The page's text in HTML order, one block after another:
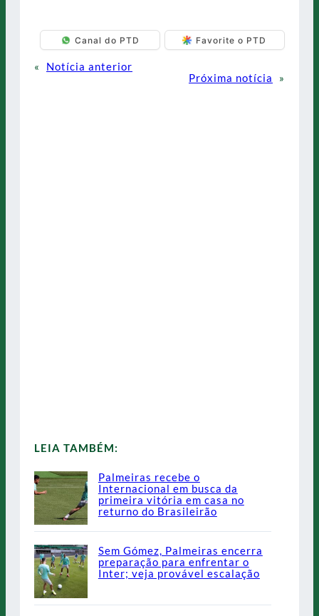
Canal do PTD Favorite o PTD
«
Notícia anterior
Próxima notícia
»
LEIA TAMBÉM:
Palmeiras recebe o
Internacional em busca da
primeira vitória em casa no
returno do Brasileirão
Sem Gómez, Palmeiras encerra
preparação para enfrentar o
Inter; veja provável escalação